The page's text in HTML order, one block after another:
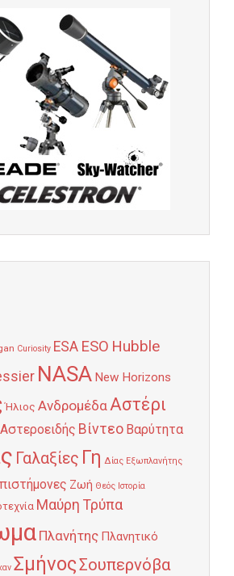
Curiosity ESA ESO Hubble
NASA New Horizons
Ήλιος Ανδρομέδα Αστέρι
Αστεροειδής Βίντεο Βαρύτητα
Γαλαξίες Γη Δίας Εξωπλανήτης
Ζωή Θεός Ιστορία
Μαύρη Τρύπα
Πλανήτης Πλανητικό
ΣμήνοςΣουπερνόβα